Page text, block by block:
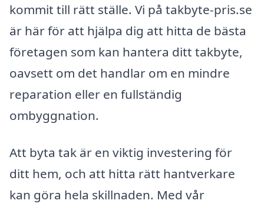
kommit till rätt ställe. Vi på takbyte-pris.se
är här för att hjälpa dig att hitta de bästa
företagen som kan hantera ditt takbyte,
oavsett om det handlar om en mindre
reparation eller en fullständig
ombyggnation.
Att byta tak är en viktig investering för
ditt hem, och att hitta rätt hantverkare
kan göra hela skillnaden. Med vår